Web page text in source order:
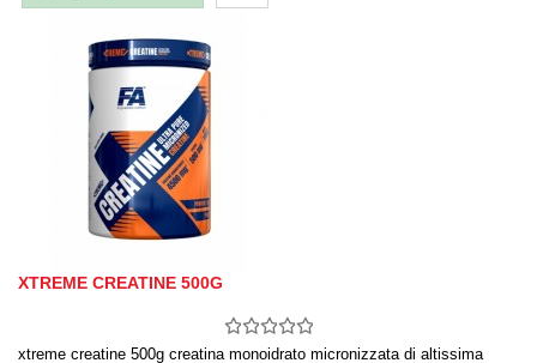
XTREME CREATINE 500G
xtreme creatine 500g creatina monoidrato micronizzata di altissima